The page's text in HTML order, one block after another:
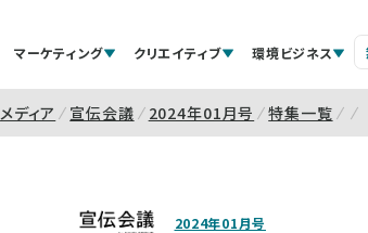
マーケティング クリエイティブ 環境ビジネス
メディア 宣伝会議 2024年01月号 特集一覧
2024年01月号